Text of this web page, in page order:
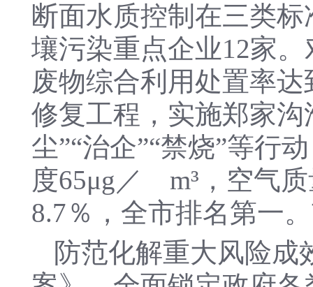
断面水质控制在三类
壤污染重点企业12家
废物综合利用处置率
修复工程，实施郑家沟
尘”“治企”“禁烧”等行
度65μg／ m³，空气
8.7％，全市排名第一
防范化解重大风险成